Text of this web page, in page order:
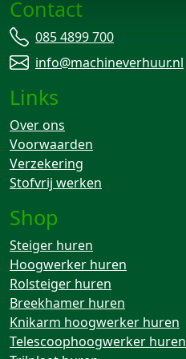
Contact
085 4899 700
info@machineverhuur.nl
Links
Over ons
Voorwaarden
Verzekering
Stofvrij werken
Shop
Steiger huren
Hoogwerker huren
Rolsteiger huren
Breekhamer huren
Knikarm hoogwerker huren
Telescoophoogwerker huren